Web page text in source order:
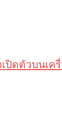
ปิดตัวบนเค